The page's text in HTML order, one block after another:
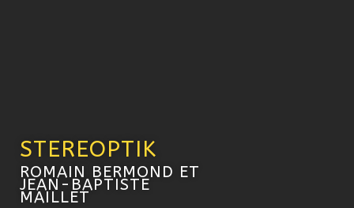
STEREOPTIK
ROMAIN BERMOND ET
JEAN-BAPTISTE
MAILLET